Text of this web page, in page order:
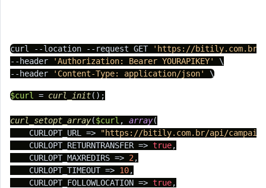
curl --location --request GET
'https://bitily.com.br/
--header
'Authorization: Bearer YOURAPIKEY'
\
--header
'Content-Type: application/json'
$curl = curl_init();
curl_setopt_array($curl , array(
    CURLOPT_URL =>
"https://bitily.com.br/api/
    CURLOPT_RETURNTRANSFER =>
true,
    CURLOPT_MAXREDIRS =>
2,
    CURLOPT_TIMEOUT =>
10,
    CURLOPT_FOLLOWLOCATION =>
true,